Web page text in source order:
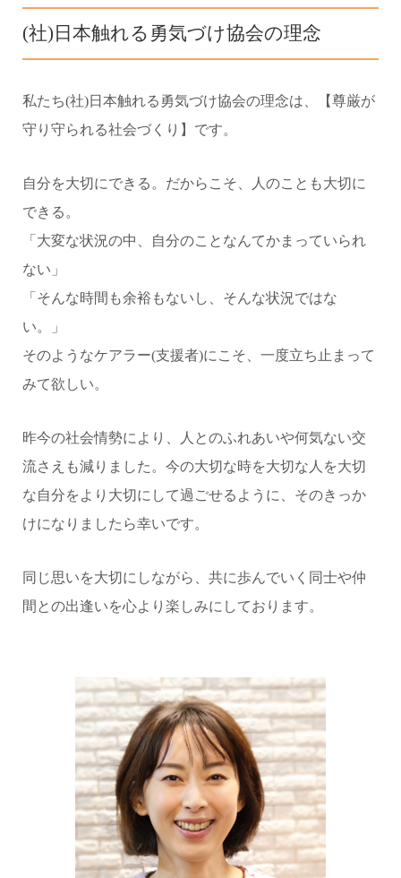
(社)日本触れる勇気づけ協会の理念
私たち(社)日本触れる勇気づけ協会の理念は、【尊厳が
守り守られる社会づくり】です。
自分を大切にできる。だからこそ、人のことも大切に
できる。
「大変な状況の中、自分のことなんてかまっていられ
ない」
「そんな時間も余裕もないし、そんな状況ではな
い。」
そのようなケアラー(支援者)にこそ、一度立ち止まって
みて欲しい。
昨今の社会情勢により、人とのふれあいや何気ない交
流さえも減りました。今の大切な時を大切な人を大切
な自分をより大切にして過ごせるように、そのきっか
けになりましたら幸いです。
同じ思いを大切にしながら、共に歩んでいく同士や仲
間との出逢いを心より楽しみにしております。